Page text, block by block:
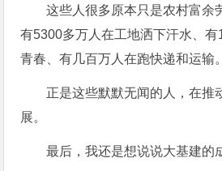
这些人很多原本只是农村富余
有5300多万人在工地洒下汗水、有
青春、有几百万人在跑快递和运输。
正是这些默默无闻的人，在推
展。
最后，我还是想说说大基建的